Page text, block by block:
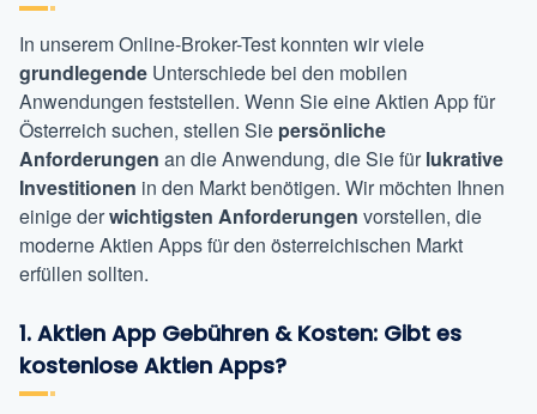
In unserem Online-Broker-Test konnten wir viele
grundlegende Unterschiede bei den mobilen
Anwendungen feststellen. Wenn Sie eine Aktien App für
Österreich suchen, stellen Sie persönliche
Anforderungen an die Anwendung, die Sie fürlukrative
Investitionen in den Markt benötigen. Wir möchten Ihnen
einige derwichtigsten Anforderungen vorstellen, die
moderne Aktien Apps für den österreichischen Markt
erfüllen sollten.
1. Aktien App Gebühren & Kosten: Gibt es
kostenlose Aktien Apps?